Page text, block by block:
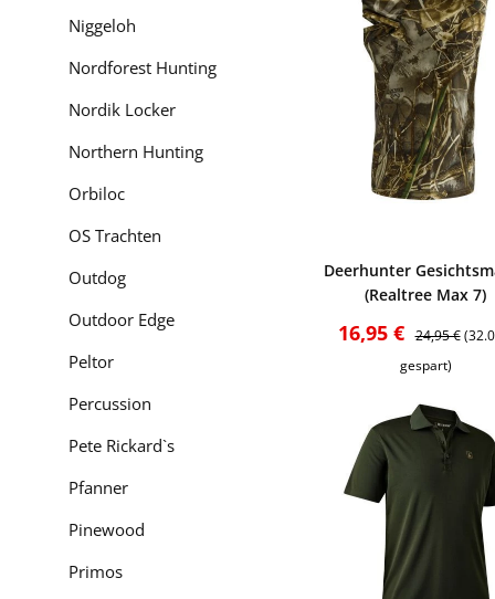
Niggeloh
Nordforest Hunting
Nordik Locker
Northern Hunting
Orbiloc
OS Trachten
Outdog
Outdoor Edge
Peltor
Percussion
Pete Rickard`s
Pfanner
Pinewood
Primos
“Passion für die
Starke Werte
Der Geruch des
heute als
Generationgeleitet.
stark machen. Ziel
Verarbeitung sind
Deerhunter
(Realtree Max 7)
Verkaufspreis:
16,95 € Regulärer
24,95 €
gespart)